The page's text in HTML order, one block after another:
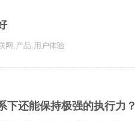
网 ,产品,用户体验
下还能保持极强的执行力？